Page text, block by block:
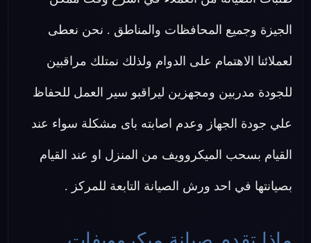
الجيزة وجميع المحافظات والمناطق . نحن نعطى
لعملائنا الاهتمام على الدوام ولذلك نمتلك مراقبين
للجودة مدربين ومجهزين ليراقبو سير العمل للحفاظ
علي جودة الجهاز وعدم اصابته باى مشكلة سواء عند
القيام بسحب الميكروويف من المنزل او عند القيام
بصيانتها في احد ورش الصيانة التابعة للمركز .